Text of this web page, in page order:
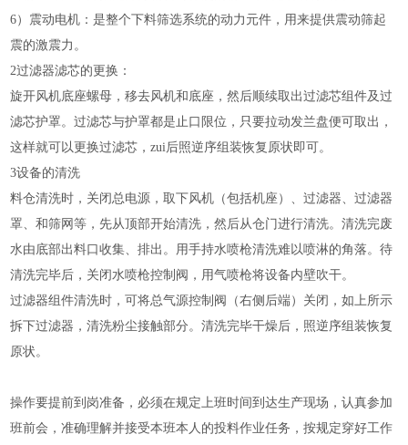
6）震动电机：是整个下料筛选系统的动力元件，用来提供震动筛起
震的激震力。
2过滤器滤芯的更换：
旋开风机底座螺母，移去风机和底座，然后顺续取出过滤芯组件及过
滤芯护罩。过滤芯与护罩都是止口限位，只要拉动发兰盘便可取出，
这样就可以更换过滤芯，zui后照逆序组装恢复原状即可。
3设备的清洗
料仓清洗时，关闭总电源，取下风机（包括机座）、过滤器、过滤器
罩、和筛网等，先从顶部开始清洗，然后从仓门进行清洗。清洗完废
水由底部出料口收集、排出。用手持水喷枪清洗难以喷淋的角落。待
清洗完毕后，关闭水喷枪控制阀，用气喷枪将设备内壁吹干。
过滤器组件清洗时，可将总气源控制阀（右侧后端）关闭，如上所示
拆下过滤器，清洗粉尘接触部分。清洗完毕干燥后，照逆序组装恢复
原状。
操作要提前到岗准备，必须在规定上班时间到达生产现场，认真参加
班前会，准确理解并接受本班本人的投料作业任务，按规定穿好工作